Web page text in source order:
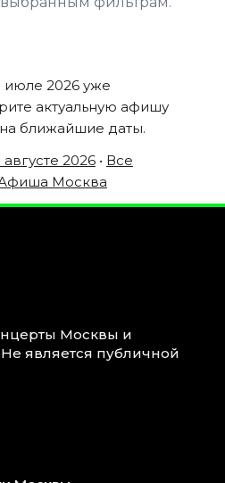
июле 2026 уже
актуальную афишу
ближайшие даты.
2026• Все
Москва
Москвы и
является публичной